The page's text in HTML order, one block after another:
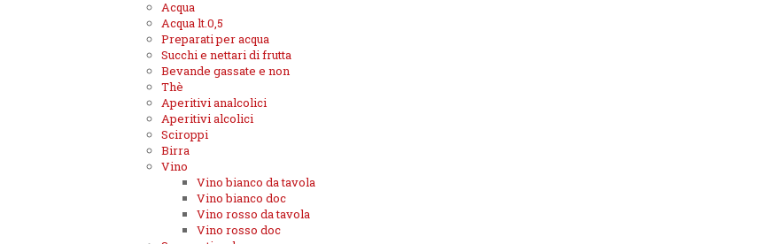
Acqua
Acqua lt.0,5
Preparati per acqua
Succhi e nettari di frutta
Bevande gassate e non
Thè
Aperitivi analcolici
Aperitivi alcolici
Sciroppi
Birra
Vino
Vino bianco da tavola
Vino bianco doc
Vino rosso da tavola
Vino rosso doc